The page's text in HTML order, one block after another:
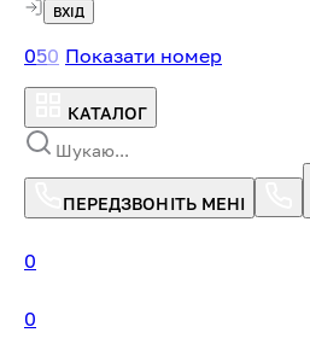
ВХІД
050 Показати номер
КАТАЛОГ
ПЕРЕДЗВОНІТЬ МЕНІ
0
0